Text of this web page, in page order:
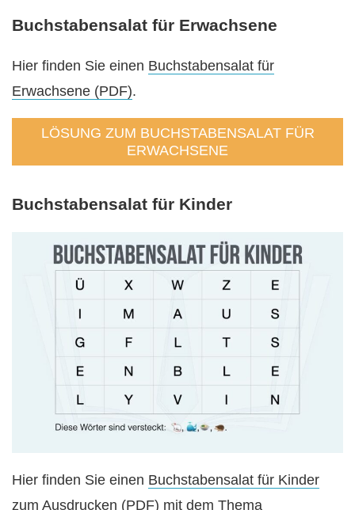
Buchstabensalat für Erwachsene
Hier finden Sie einen Buchstabensalat für
Erwachsene (PDF).
LÖSUNG ZUM BUCHSTABENSALAT FÜR
ERWACHSENE
Buchstabensalat für Kinder
Hier finden Sie einen Buchstabensalat für Kinder
zum Ausdrucken (PDF) mit dem Thema